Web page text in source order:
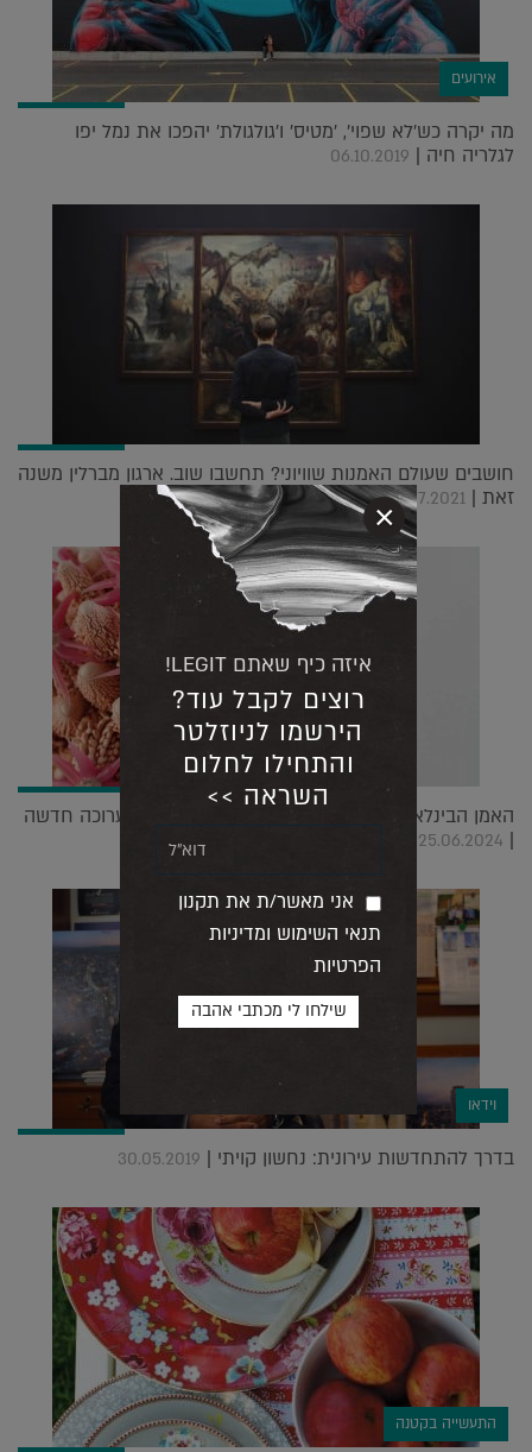
אירועים
מה יקרה כש'לא שפוי', 'מטיס' ו'גולגולת' יהפכו את נמל יפו
לגלריה חיה | 06.10.2019
חושבים שעולם האמנות שוויוני? תחשבו שוב. ארגון מברלין משנה
זאת | 08.07.2021
האמן הבינלאומי צורי גואטה צולל למים עמוקים בתערוכה חדשה
|
25.06.2024
וידאו
בדרך להתחדשות עירונית: נחשון קויתי | 30.05.2019
התעשייה בקטנה
איזה כיף שאתם LEGIT!
רוצים לקבל עוד?
הירשמו לניוזלטר
והתחילו לחלום
השראה >>
אני מאשר/ת את תקנון
תנאי השימוש ומדיניות
הפרטיות
×